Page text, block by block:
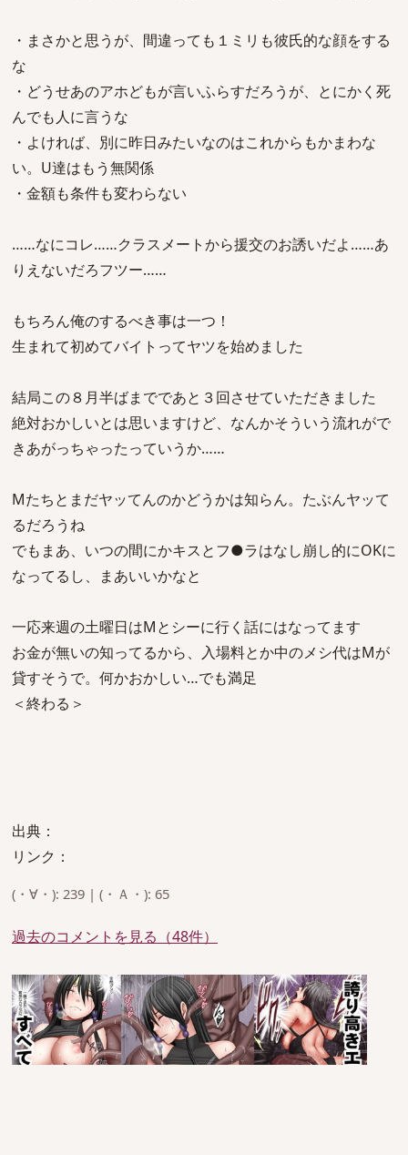
・まさかと思うが、間違っても１ミリも彼氏的な顔をする
な
・どうせあのアホどもが言いふらすだろうが、とにかく死
んでも人に言うな
・よければ、別に昨日みたいなのはこれからもかまわな
い。U達はもう無関係
・金額も条件も変わらない
……なにコレ……クラスメートから援交のお誘いだよ……あ
りえないだろフツー……
もちろん俺のするべき事は一つ！
生まれて初めてバイトってヤツを始めました
結局この８月半ばまでであと３回させていただきました
絶対おかしいとは思いますけど、なんかそういう流れがで
きあがっちゃったっていうか……
Mたちとまだヤッてんのかどうかは知らん。たぶんヤッて
るだろうね
でもまあ、いつの間にかキスとフ●ラはなし崩し的にOKに
なってるし、まあいいかなと
一応来週の土曜日はMとシーに行く話にはなってます
お金が無いの知ってるから、入場料とか中のメシ代はMが
貸すそうで。何かおかしい…でも満足
＜終わる＞
出典：
リンク：
(・∀・): 239 | (・Ａ・): 65
過去のコメントを見る（48件）